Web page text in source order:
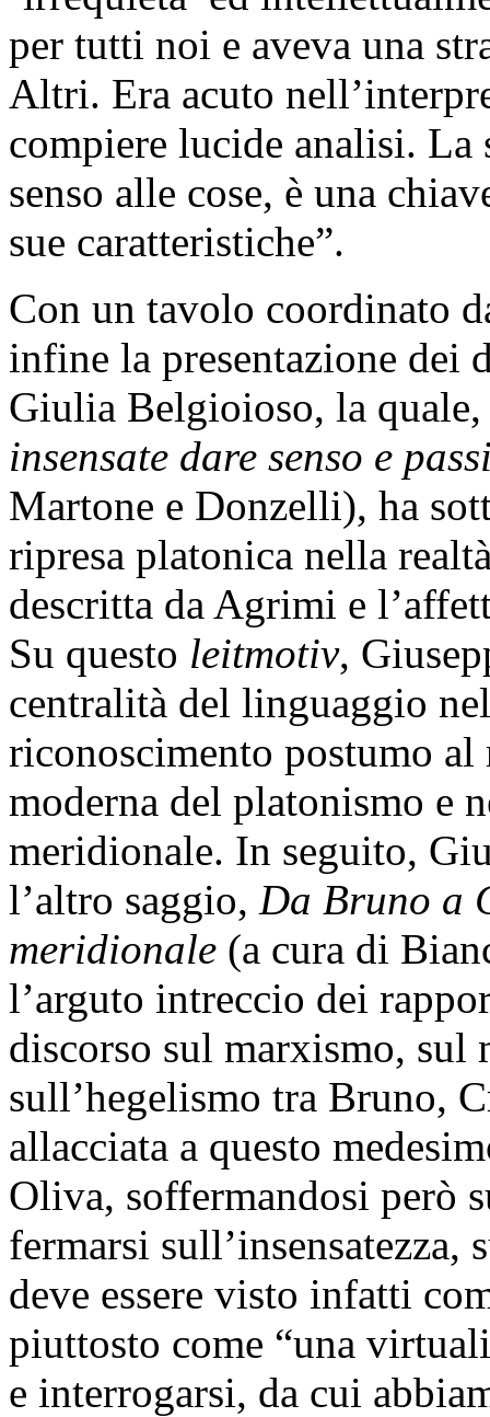
per tutti noi e aveva una
Altri. Era acuto
compiere lucide analisi. La
senso alle cose, è una
sue caratteristiche”.
Con un tavolo coordinato
infine la presentazione dei
Giulia Belgioioso, la
insensate dare senso e
Martone e Donzelli), ha
ripresa platonica nella
descritta da Agrimi e
Su questo leitmotiv,
centralità del linguaggio
riconoscimento postumo
moderna del platonismo e
meridionale. In seguito,
l’altro saggio, Da Bruno a
meridionale (a cura di
l’arguto intreccio dei
discorso sul marxismo, sul
sull’hegelismo tra Bruno,
allacciata a questo
Oliva, soffermandosi però
fermarsi
deve essere visto infatti
piuttosto come “una
e interrogarsi, da cui